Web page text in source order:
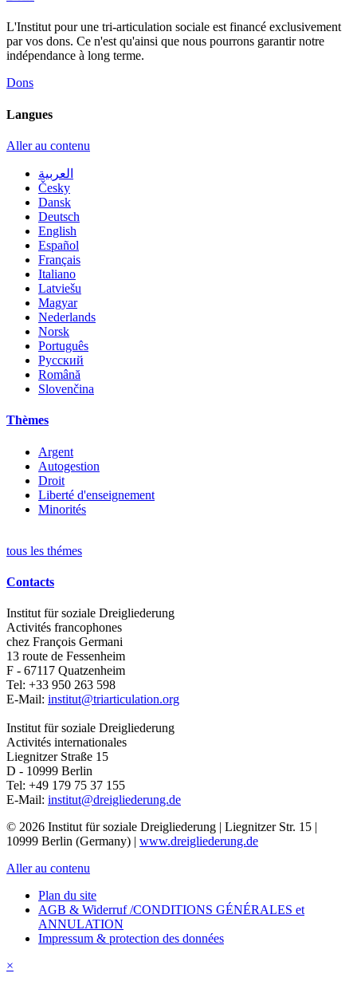
L'Institut pour une tri-articulation sociale est financé exclusivement
par vos dons. Ce n'est qu'ainsi que nous pourrons garantir notre
indépendance à long terme.
Dons
Langues
Aller au contenu
العربية
Česky
Dansk
Deutsch
English
Español
Français
Italiano
Latviešu
Magyar
Nederlands
Norsk
Português
Русский
Română
Slovenčina
Thèmes
Argent
Autogestion
Droit
Liberté d'enseignement
Minorités
tous les thémes
Contacts
Institut für soziale Dreigliederung
Activités francophones
chez François Germani
13 route de Fessenheim
F - 67117 Quatzenheim
Tel: +33 950 263 598
E-Mail: institut@triarticulation.org
Institut für soziale Dreigliederung
Activités internationales
Liegnitzer Straße 15
D - 10999 Berlin
Tel: +49 179 75 37 155
E-Mail: institut@dreigliederung.de
© 2026 Institut für soziale Dreigliederung | Liegnitzer Str. 15 |
10999 Berlin (Germany) | www.dreigliederung.de
Aller au contenu
Plan du site
AGB & Widerruf /CONDITIONS GÉNÉRALES et
ANNULATION
Impressum & protection des données
×